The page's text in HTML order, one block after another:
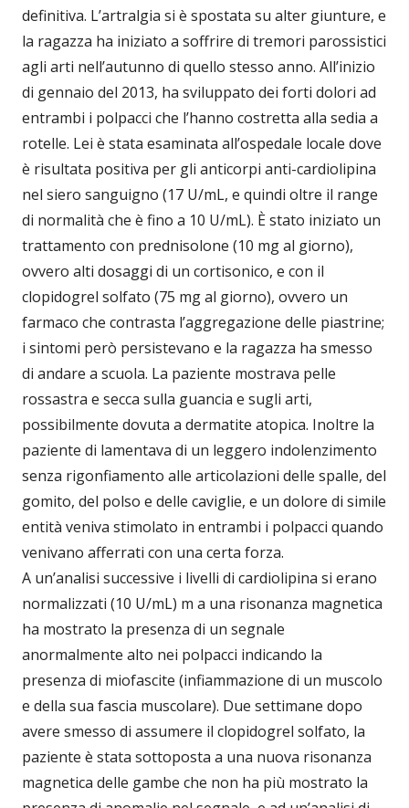
definitiva. L’artralgia si è spostata su alter giunture, e
la ragazza ha iniziato a soffrire di tremori parossistici
agli arti nell’autunno di quello stesso anno. All’inizio
di gennaio del 2013, ha sviluppato dei forti dolori ad
entrambi i polpacci che l’hanno costretta alla sedia a
rotelle. Lei è stata esaminata all’ospedale locale dove
è risultata positiva per gli anticorpi anti-cardiolipina
nel siero sanguigno (17 U/mL, e quindi oltre il range
di normalità che è fino a 10 U/mL). È stato iniziato un
trattamento con prednisolone (10 mg al giorno),
ovvero alti dosaggi di un cortisonico, e con il
clopidogrel solfato (75 mg al giorno), ovvero un
farmaco che contrasta l’aggregazione delle piastrine;
i sintomi però persistevano e la ragazza ha smesso
di andare a scuola. La paziente mostrava pelle
rossastra e secca sulla guancia e sugli arti,
possibilmente dovuta a dermatite atopica. Inoltre la
paziente di lamentava di un leggero indolenzimento
senza rigonfiamento alle articolazioni delle spalle, del
gomito, del polso e delle caviglie, e un dolore di simile
entità veniva stimolato in entrambi i polpacci quando
venivano afferrati con una certa forza.
A un’analisi successive i livelli di cardiolipina si erano
normalizzati (10 U/mL) m a una risonanza magnetica
ha mostrato la presenza di un segnale
anormalmente alto nei polpacci indicando la
presenza di miofascite (infiammazione di un muscolo
e della sua fascia muscolare). Due settimane dopo
avere smesso di assumere il clopidogrel solfato, la
paziente è stata sottoposta a una nuova risonanza
magnetica delle gambe che non ha più mostrato la